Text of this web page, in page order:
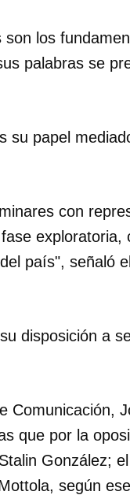
los
palabras se
su papel
con
exploratoria,
país", señaló
disposición a
Comunicación,
que por la
González;
según